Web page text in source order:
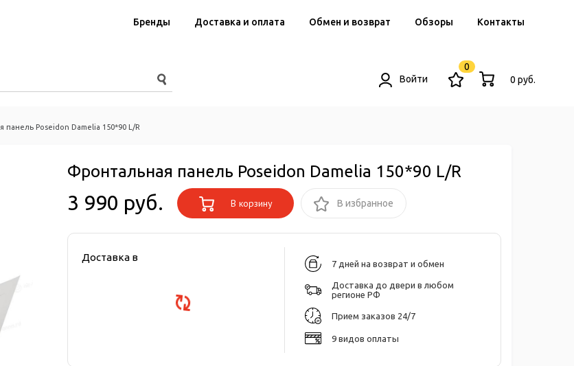
Бренды Доставка и оплата Обмен и возврат Обзоры Контакты
Войти
0
0 руб.
панель Poseidon Damelia 150*90 L/R
Фронтальная панель Poseidon Damelia 150*90 L/R
3 990 руб. В корзину В избранное
Доставка в
7 дней на возврат и обмен
Доставка до двери в любом
регионе РФ
Прием заказов 24/7
9 видов оплаты